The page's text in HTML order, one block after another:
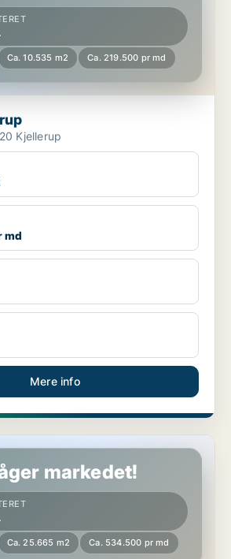
Ca. 10.535 m2 Ca. 219.500 pr md
Kjellerup
md
Mere info
markedet!
Ca. 25.665 m2 Ca. 534.500 pr md